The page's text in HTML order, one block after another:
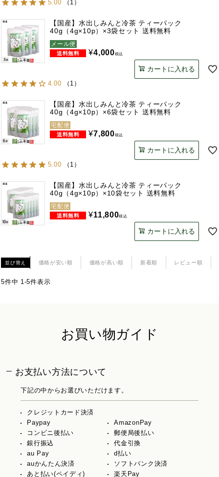
5.00 （ 1 ）
【国産】水出しみんと冷茶 ティーパック
40g（4g×10p）×3袋セット 送料無料
メール便
¥4,000税込
カートに入れる
4.00 （ 1 ）
【国産】水出しみんと冷茶 ティーパック
40g（4g×10p）×6袋セット 送料無料
宅配便
¥7,800税込
カートに入れる
5.00 （ 1 ）
【国産】水出しみんと冷茶 ティーパック
40g（4g×10p）×10袋セット 送料無料
宅配便
¥11,800税込
カートに入れる
並び替え 価格が安い順 価格が高い順 新着順 レビュー順
5件中 1-5件表示
お買い物ガイド
お支払い方法について
下記の中からお選びいただけます。
クレジットカード決済
Paypay
AmazonPay
コンビニ後払い
郵便局後払い
銀行振込
代金引換
au Pay
d払い
auかんたん決済
ソフトバンク決済
あと払い(ペイディ)
楽天Pay